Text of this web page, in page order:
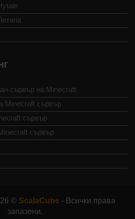
сървър на Minecraft
Minecraft сървър
сървър
сървър
© ScalaCube - Всички права
запазени.